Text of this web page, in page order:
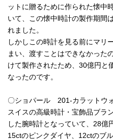
ットに贈るために作られた懐中
いて、この懐中時計の製作期間
れました。
しかしこの時計を見る前にマリ
まい、渡すことはできなかった
けて製作されたため、30億円と
なったのです。
〇ショパール 201-カラットウ
スイスの高級時計・宝飾品ブラ
した腕時計となっていて、28億
15ctのピンクダイヤ、12ctのブ